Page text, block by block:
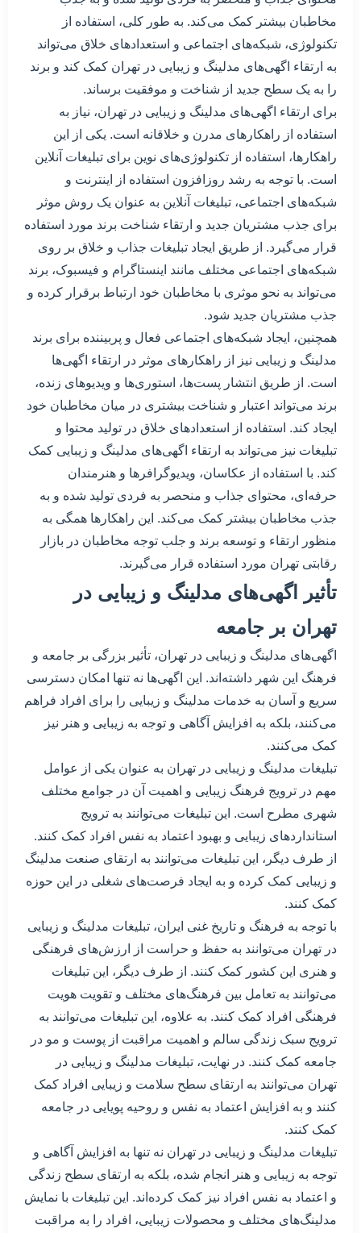
مخاطبان بیشتر کمک می‌کند. به طور کلی، استفاده از
تکنولوژی، شبکه‌های اجتماعی و استعدادهای خلاق می‌تواند
به ارتقاء اگهی‌های مدلینگ و زیبایی در تهران کمک کند و برند
را به یک سطح جدید از شناخت و موفقیت برساند.
برای ارتقاء اگهی‌های مدلینگ و زیبایی در تهران، نیاز به
استفاده از راهکارهای مدرن و خلاقانه است. یکی از این
راهکارها، استفاده از تکنولوژی‌های نوین برای تبلیغات آنلاین
است. با توجه به رشد روزافزون استفاده از اینترنت و
شبکه‌های اجتماعی، تبلیغات آنلاین به عنوان یک روش موثر
برای جذب مشتریان جدید و ارتقاء شناخت برند مورد استفاده
قرار می‌گیرد. از طریق ایجاد تبلیغات جذاب و خلاق بر روی
شبکه‌های اجتماعی مختلف مانند اینستاگرام و فیسبوک، برند
می‌تواند به نحو موثری با مخاطبان خود ارتباط برقرار کرده و
جذب مشتریان جدید شود.
همچنین، ایجاد شبکه‌های اجتماعی فعال و پربیننده برای برند
مدلینگ و زیبایی نیز از راهکارهای موثر در ارتقاء اگهی‌ها
است. از طریق انتشار پست‌ها، استوری‌ها و ویدیوهای زنده،
برند می‌تواند اعتبار و شناخت بیشتری در میان مخاطبان خود
ایجاد کند. استفاده از استعدادهای خلاق در تولید محتوا و
تبلیغات نیز می‌تواند به ارتقاء اگهی‌های مدلینگ و زیبایی کمک
کند. با استفاده از عکاسان، ویدیوگرافرها و هنرمندان
حرفه‌ای، محتوای جذاب و منحصر به فردی تولید شده و به
جذب مخاطبان بیشتر کمک می‌کند. این راهکارها همگی به
منظور ارتقاء و توسعه برند و جلب توجه مخاطبان در بازار
رقابتی تهران مورد استفاده قرار می‌گیرند.
تأثیر اگهی‌های مدلینگ و زیبایی در
تهران بر جامعه
اگهی‌های مدلینگ و زیبایی در تهران، تأثیر بزرگی بر جامعه و
فرهنگ این شهر داشته‌اند. این اگهی‌ها نه تنها امکان دسترسی
سریع و آسان به خدمات مدلینگ و زیبایی را برای افراد فراهم
می‌کنند، بلکه به افزایش آگاهی و توجه به زیبایی و هنر نیز
کمک می‌کنند.
تبلیغات مدلینگ و زیبایی در تهران به عنوان یکی از عوامل
مهم در ترویج فرهنگ زیبایی و اهمیت آن در جوامع مختلف
شهری مطرح است. این تبلیغات می‌توانند به ترویج
استانداردهای زیبایی و بهبود اعتماد به نفس افراد کمک کنند.
از طرف دیگر، این تبلیغات می‌توانند به ارتقای صنعت مدلینگ
و زیبایی کمک کرده و به ایجاد فرصت‌های شغلی در این حوزه
کمک کنند.
با توجه به فرهنگ و تاریخ غنی ایران، تبلیغات مدلینگ و زیبایی
در تهران می‌توانند به حفظ و حراست از ارزش‌های فرهنگی
و هنری این کشور کمک کنند. از طرف دیگر، این تبلیغات
می‌توانند به تعامل بین فرهنگ‌های مختلف و تقویت هویت
فرهنگی افراد کمک کنند. به علاوه، این تبلیغات می‌توانند به
ترویج سبک زندگی سالم و اهمیت مراقبت از پوست و مو در
جامعه کمک کنند. در نهایت، تبلیغات مدلینگ و زیبایی در
تهران می‌توانند به ارتقای سطح سلامت و زیبایی افراد کمک
کنند و به افزایش اعتماد به نفس و روحیه پویایی در جامعه
کمک کنند.
تبلیغات مدلینگ و زیبایی در تهران نه تنها به افزایش آگاهی و
توجه به زیبایی و هنر انجام شده، بلکه به ارتقای سطح زندگی
و اعتماد به نفس افراد نیز کمک کرده‌اند. این تبلیغات با نمایش
مدلینگ‌های مختلف و محصولات زیبایی، افراد را به مراقبت